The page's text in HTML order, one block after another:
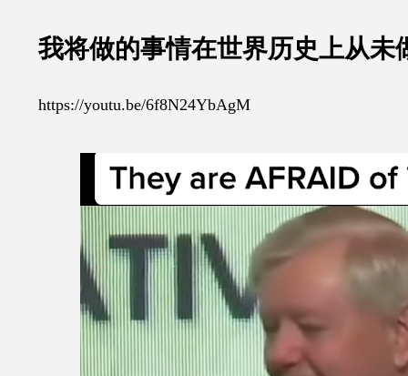
我将做的事情在世界历史上从未
https://youtu.be/6f8N24YbAgM